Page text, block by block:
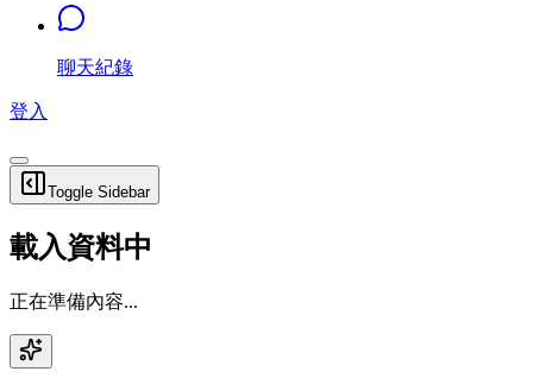
聊天紀錄
登入
Toggle Sidebar
載入資料中
正在準備內容...